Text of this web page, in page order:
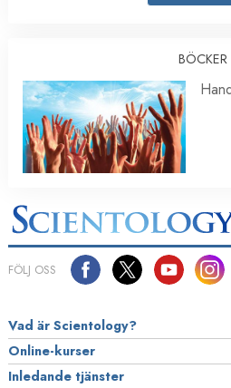
BÖCKER
FÖLJ OSS
Vad är Scientology?
Online-kurser
Inledande tjänster